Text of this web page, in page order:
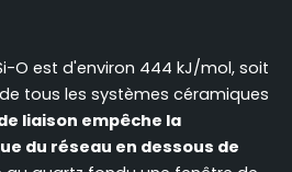
O est d'environ 444 kJ/mol, soit
tous les systèmes céramiques
liaison empêche la
du réseau en dessous de